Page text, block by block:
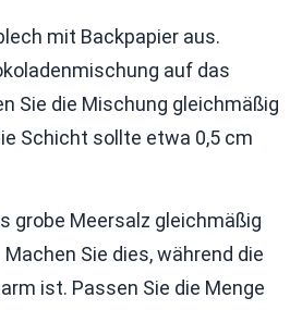
mit Backpapier aus.
auf das
Sie die Mischung gleichmäßig
Schicht sollte etwa 0,5 cm
grobe Meersalz gleichmäßig
Sie dies, während die
ist. Passen Sie die Menge